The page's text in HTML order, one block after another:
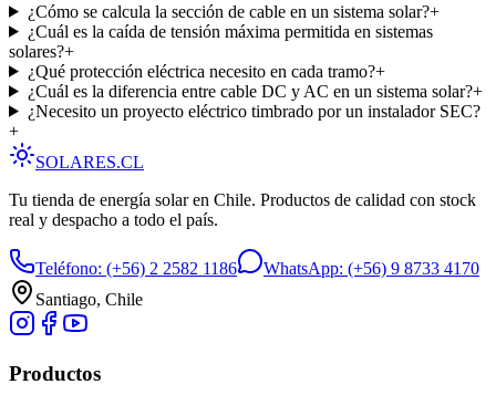
¿Cómo se calcula la sección de cable en un sistema solar?+
¿Cuál es la caída de tensión máxima permitida en sistemas
solares?+
¿Qué protección eléctrica necesito en cada tramo?+
¿Cuál es la diferencia entre cable DC y AC en un sistema solar?+
¿Necesito un proyecto eléctrico timbrado por un instalador SEC?
+
SOLARES.CL
Tu tienda de energía solar en Chile. Productos de calidad con stock
real y despacho a todo el país.
Teléfono: (+56) 2 2582 1186 WhatsApp: (+56) 9 8733 4170
Santiago, Chile
Productos